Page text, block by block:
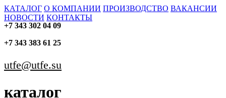
КАТАЛОГ О КОМПАНИИ ПРОИЗВОДСТВО ВАКАНСИИ
НОВОСТИ КОНТАКТЫ
+7 343 302 04 09
+7 343 383 61 25
utfe@utfe.su
каталог